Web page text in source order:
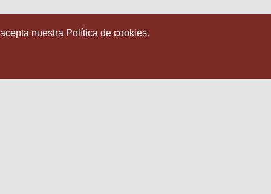
nuestra Política de cookies.